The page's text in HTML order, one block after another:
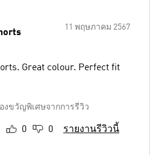
11 พฤษภาคม 2567
Great colour. Perfect fit
งขวัญพิเศษจากการรีวิว
0 0 รายงานรีวิวนี้